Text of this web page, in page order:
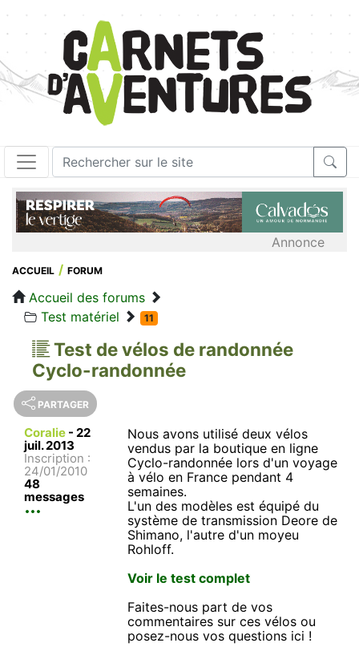
Annonce
ACCUEIL FORUM
Accueil des forums
Test matériel
11
Test de vélos de randonnée
Cyclo-randonnée
PARTAGER
Coralie - 22
juil. 2013
Inscription :
24/01/2010
48
messages
Nous avons utilisé deux vélos
vendus par la boutique en ligne
Cyclo-randonnée lors d'un voyage
à vélo en France pendant 4
semaines.
L'un des modèles est équipé du
système de transmission Deore de
Shimano, l'autre d'un moyeu
Rohloff.
Voir le test complet
Faites-nous part de vos
commentaires sur ces vélos ou
posez-nous vos questions ici !